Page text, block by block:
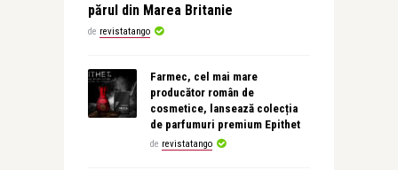
părul din Marea Britanie
de revistatango
Farmec, cel mai mare
producător român de
cosmetice, lansează colecția
de parfumuri premium Epithet
de revistatango